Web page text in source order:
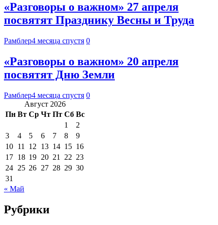
«Разговоры о важном» 27 апреля
посвятят Празднику Весны и Труда
Рамблер4 месяца спустя 0
«Разговоры о важном» 20 апреля
посвятят Дню Земли
Рамблер4 месяца спустя 0
Август 2026
Пн Вт Ср Чт Пт Сб Вс
1
2
3
4 5 6 7 8
9
10 11 12 13 14 15 16
17 18 19 20 21 22 23
24 25 26 27 28 29 30
31
« Май
Рубрики